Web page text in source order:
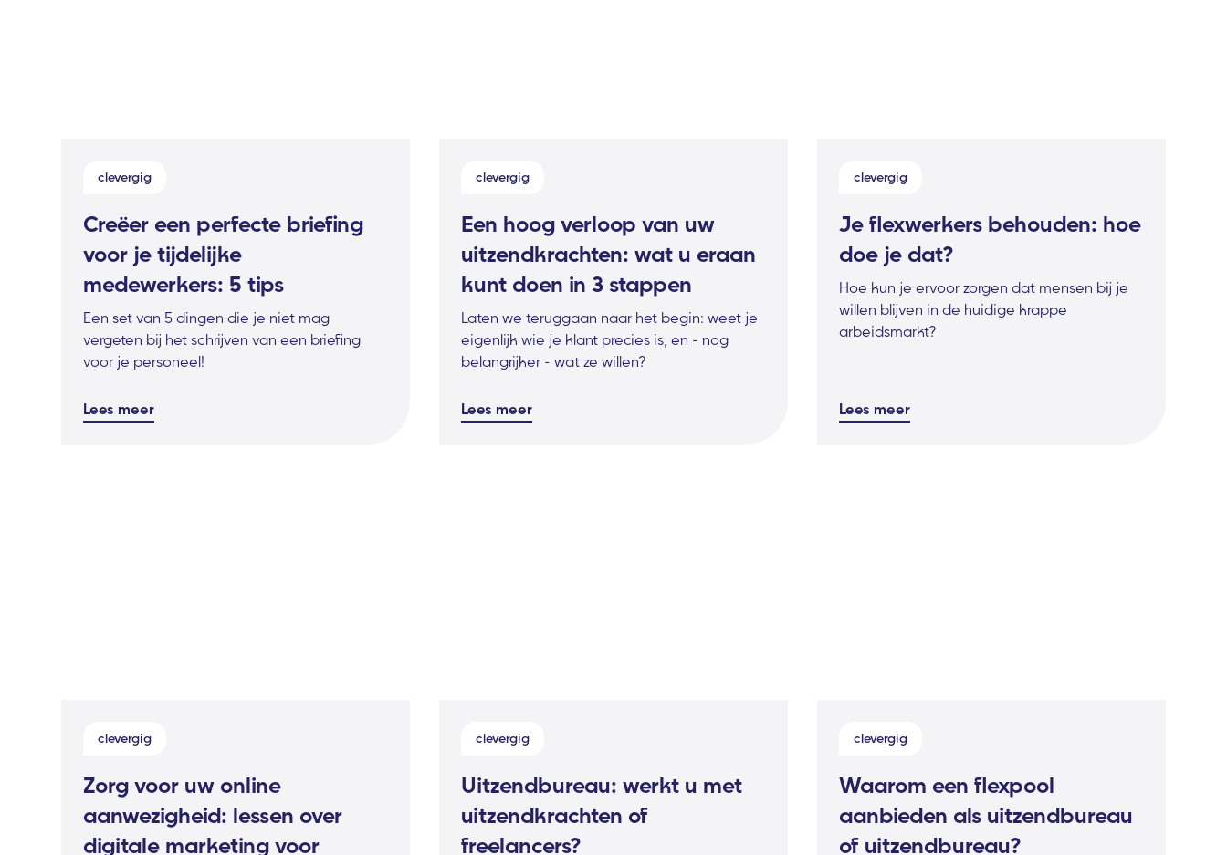
clevergig
Creëer een perfecte briefing
voor je tijdelijke
medewerkers: 5 tips
Een set van 5 dingen die je niet mag
vergeten bij het schrijven van een briefing
voor je personeel!
Lees meer
clevergig
Een hoog verloop van uw
uitzendkrachten: wat u eraan
kunt doen in 3 stappen
Laten we teruggaan naar het begin: weet je
eigenlijk wie je klant precies is, en - nog
belangrijker - wat ze willen?
Lees meer
clevergig
Je flexwerkers behouden: hoe
doe je dat?
Hoe kun je ervoor zorgen dat mensen bij je
willen blijven in de huidige krappe
arbeidsmarkt?
Lees meer
clevergig
Zorg voor uw online
aanwezigheid: lessen over
digitale marketing voor
clevergig
Uitzendbureau: werkt u met
uitzendkrachten of
freelancers?
clevergig
Waarom een flexpool
aanbieden als uitzendbureau
of uitzendbureau?